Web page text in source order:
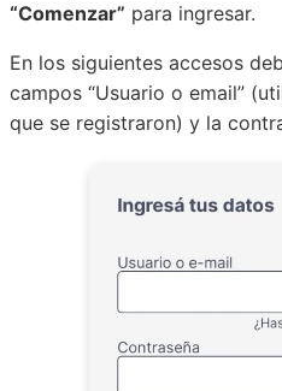
“Comenzar” para ingresar.
En los siguientes accesos
campos “Usuario o email”
que se registraron) y la